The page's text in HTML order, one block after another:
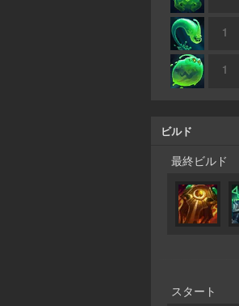
1
1
ビルド
最終ビルド
スタート